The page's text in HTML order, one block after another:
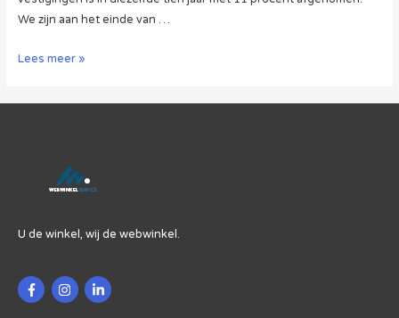
We zijn aan het einde van …
Groei
Lees meer »
U de winkel, wij de webwinkel.